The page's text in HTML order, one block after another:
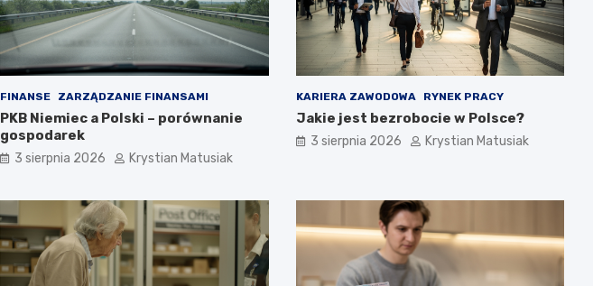
FINANSE ZARZĄDZANIE FINANSAMI
PKB Niemiec a Polski – porównanie
gospodarek
3 sierpnia 2026 Krystian Matusiak
KARIERA ZAWODOWA RYNEK PRACY
Jakie jest bezrobocie w Polsce?
3 sierpnia 2026 Krystian Matusiak